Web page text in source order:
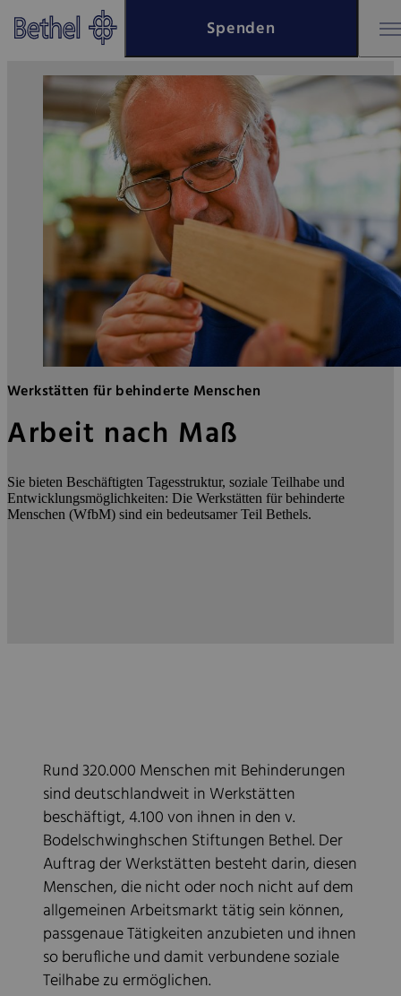
Zum Hauptinhalt springen
Zur Fußzeile springen
Spenden
Bethel - Werkstätten für
Werkstätten für behinderte Menschen
Arbeit nach Maß
Sie bieten Beschäftigten Tagesstruktur, soziale Teilhabe und
Entwicklungsmöglichkeiten: Die Werkstätten für behinderte
Menschen (WfbM) sind ein bedeutsamer Teil Bethels.
Rund 320.000 Menschen mit Behinderungen
sind deutschlandweit in Werkstätten
beschäftigt, 4.100 von ihnen in den v.
Bodelschwinghschen Stiftungen Bethel. Der
Auftrag der Werkstätten besteht darin, diesen
Menschen, die nicht oder noch nicht auf dem
allgemeinen Arbeitsmarkt tätig sein können,
passgenaue Tätigkeiten anzubieten und ihnen
so berufliche und damit verbundene soziale
Teilhabe zu ermöglichen.